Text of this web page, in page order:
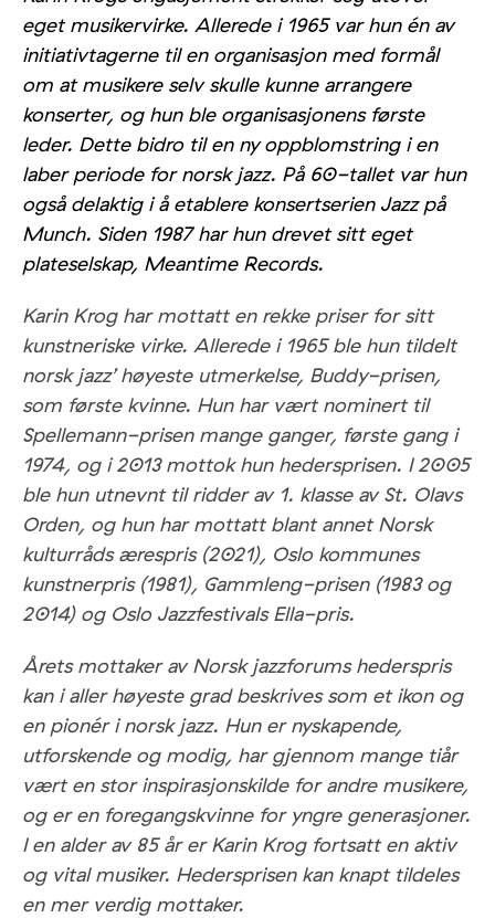
eget musikervirke. Allerede i 1965 var hun én av
initiativtagerne til en organisasjon med formål
om at musikere selv skulle kunne arrangere
konserter, og hun ble organisasjonens første
leder. Dette bidro til en ny oppblomstring i en
laber periode for norsk jazz. På 60-tallet var hun
også delaktig i å etablere konsertserien Jazz på
Munch. Siden 1987 har hun drevet sitt eget
plateselskap, Meantime Records.
Karin Krog har mottatt en rekke priser for sitt
kunstneriske virke. Allerede i 1965 ble hun tildelt
norsk jazz’ høyeste utmerkelse, Buddy-prisen,
som første kvinne. Hun har vært nominert til
Spellemann-prisen mange ganger, første gang i
1974, og i 2013 mottok hun hedersprisen. I 2005
ble hun utnevnt til ridder av 1. klasse av St. Olavs
Orden, og hun har mottatt blant annet Norsk
kulturråds ærespris (2021), Oslo kommunes
kunstnerpris (1981), Gammleng-prisen (1983 og
2014) og Oslo Jazzfestivals Ella-pris.
Årets mottaker av Norsk jazzforums hederspris
kan i aller høyeste grad beskrives som et ikon og
en pionér i norsk jazz. Hun er nyskapende,
utforskende og modig, har gjennom mange tiår
vært en stor inspirasjonskilde for andre musikere,
og er en foregangskvinne for yngre generasjoner.
I en alder av 85 år er Karin Krog fortsatt en aktiv
og vital musiker. Hedersprisen kan knapt tildeles
en mer verdig mottaker.